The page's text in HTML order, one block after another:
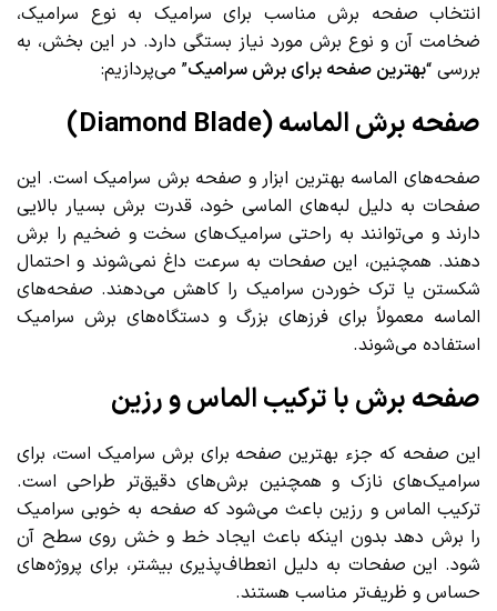
انتخاب صفحه برش مناسب برای سرامیک به نوع سرامیک،
ضخامت آن و نوع برش مورد نیاز بستگی دارد. در این بخش، به
بررسی “بهترین صفحه برای برش سرامیک” می‌پردازیم:
صفحه برش الماسه (Diamond Blade)
صفحه‌های الماسه بهترین ابزار و صفحه برش سرامیک است. این
صفحات به دلیل لبه‌های الماسی خود، قدرت برش بسیار بالایی
دارند و می‌توانند به راحتی سرامیک‌های سخت و ضخیم را برش
دهند. همچنین، این صفحات به سرعت داغ نمی‌شوند و احتمال
شکستن یا ترک خوردن سرامیک را کاهش می‌دهند. صفحه‌های
الماسه معمولاً برای فرزهای بزرگ و دستگاه‌های برش سرامیک
استفاده می‌شوند.
صفحه برش با ترکیب الماس و رزین
این صفحه که جزء بهترین صفحه برای برش سرامیک است، برای
سرامیک‌های نازک و همچنین برش‌های دقیق‌تر طراحی است.
ترکیب الماس و رزین باعث می‌شود که صفحه به خوبی سرامیک
را برش دهد بدون اینکه باعث ایجاد خط و خش روی سطح آن
شود. این صفحات به دلیل انعطاف‌پذیری بیشتر، برای پروژه‌های
حساس و ظریف‌تر مناسب هستند.